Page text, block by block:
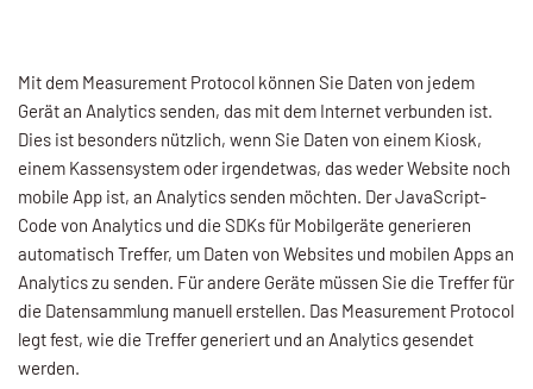
Mit dem Measurement Protocol können Sie Daten von jedem
Gerät an Analytics senden, das mit dem Internet verbunden ist.
Dies ist besonders nützlich, wenn Sie Daten von einem Kiosk,
einem Kassensystem oder irgendetwas, das weder Website noch
mobile App ist, an Analytics senden möchten. Der JavaScript-
Code von Analytics und die SDKs für Mobilgeräte generieren
automatisch Treffer, um Daten von Websites und mobilen Apps an
Analytics zu senden. Für andere Geräte müssen Sie die Treffer für
die Datensammlung manuell erstellen. Das Measurement Protocol
legt fest, wie die Treffer generiert und an Analytics gesendet
werden.